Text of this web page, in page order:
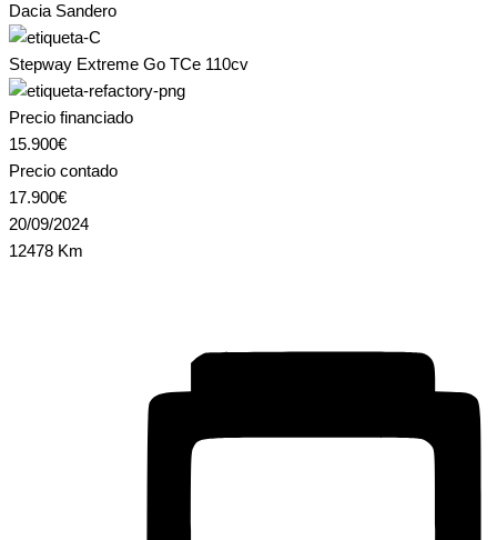
Dacia Sandero
Stepway Extreme Go TCe 110cv
Precio financiado
15.900€
Precio contado
17.900€
20/09/2024
12478 Km